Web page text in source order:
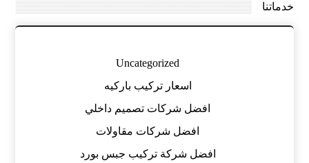
خدماتنا
Uncategorized
اسعار تركيب باركيه
افضل شركات تصميم داخلي
افضل شركات مقاولات
افضل شركة تركيب جبس بورد